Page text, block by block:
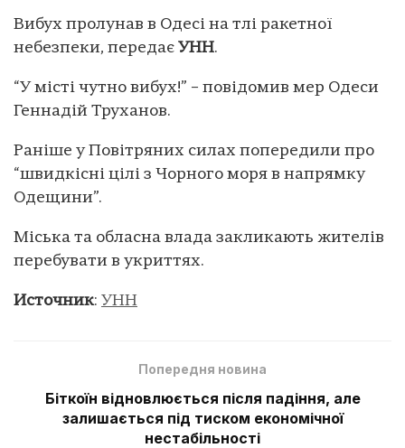
Вибух пролунав в Одесі на тлі ракетної
небезпеки, передає УНН.
“У місті чутно вибух!” – повідомив мер Одеси
Геннадій Труханов.
Раніше у Повітряних силах попередили про
“швидкісні цілі з Чорного моря в напрямку
Одещини”.
Міська та обласна влада закликають жителів
перебувати в укриттях.
Источник: УНН
Попередня новина
Біткоїн відновлюється після падіння, але
залишається під тиском економічної
нестабільності